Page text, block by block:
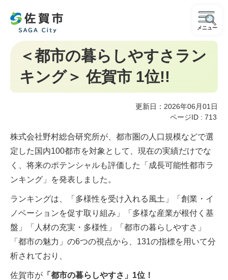
メニュー
＜都市の暮らしやすさラン
キング＞ 佐賀市 1位!!
更新日：2026年06月01日
ページID : 713
株式会社野村総合研究所が、都市圏の人口規模などで選
定した国内100都市を対象として、現在の実績だけでな
く、将来のポテンシャルも評価した「成長可能性都市ラ
ンキング」を発表しました。
ランキングは、「多様性を受け入れる風土」「創業・イ
ノベーションを促す取り組み」「多様な産業が根付く基
盤」「人材の充実・多様性」「都市の暮らしやすさ」
「都市の魅力」の6つの視点から、131の指標を用いて分
析されており、
佐賀市が 「都市の暮らしやすさ」1位！